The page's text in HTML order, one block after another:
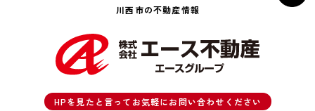
川西市の不動産情報
HPを見たと言ってお気軽にお問い合わせください